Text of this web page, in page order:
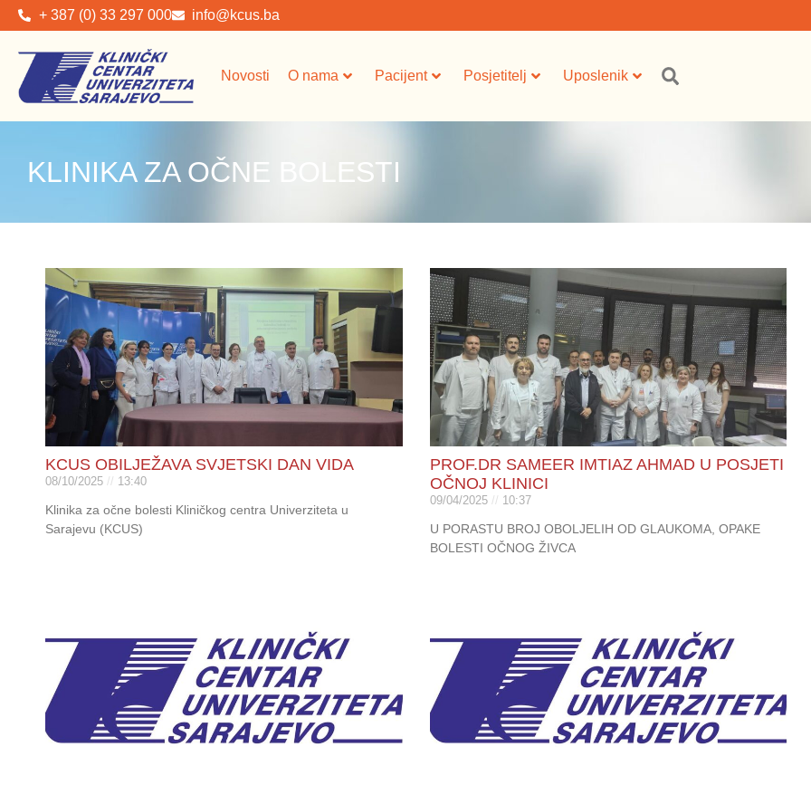
+ 387 (0) 33 297 000 info@kcus.ba
Novosti O nama Pacijent Posjetitelj Uposlenik
KLINIKA ZA OČNE BOLESTI
KCUS OBILJEŽAVA SVJETSKI DAN VIDA
08/10/2025 13:40
Klinika za očne bolesti Kliničkog centra Univerziteta u
Sarajevu (KCUS)
PROF.DR SAMEER IMTIAZ AHMAD U POSJETI
OČNOJ KLINICI
09/04/2025 10:37
U PORASTU BROJ OBOLJELIH OD GLAUKOMA, OPAKE
BOLESTI OČNOG ŽIVCA